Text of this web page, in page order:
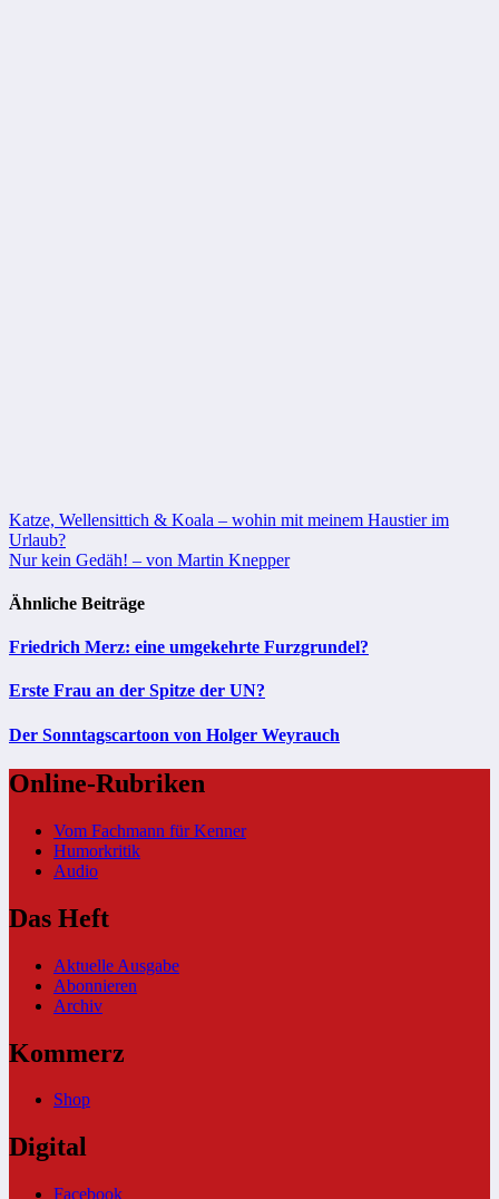
Beitragsnavigation
Katze, Wellensittich & Koala – wohin mit meinem Haustier im
Urlaub?
Nur kein Gedäh! – von Martin Knepper
Ähnliche Beiträge
Friedrich Merz: eine umgekehrte Furzgrundel?
Erste Frau an der Spitze der UN?
Der Sonntagscartoon von Holger Weyrauch
Online-Rubriken
Vom Fachmann für Kenner
Humorkritik
Audio
Das Heft
Aktuelle Ausgabe
Abonnieren
Archiv
Kommerz
Shop
Digital
Facebook